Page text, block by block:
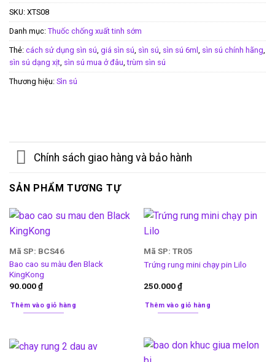
SKU: XTS08
Danh mục: Thuốc chống xuất tinh sớm
Thẻ: cách sử dụng sìn sú, giá sìn sú, sìn sú, sìn sú 6ml , sìn sú chính hãng,
sìn sú dạng xịt, sìn sú mua ở đâu,trùm sìn sú
Thương hiệu: Sìn sú
Chính sách giao hàng và bảo hành
SẢN PHẨM TƯƠNG TỰ
Mã SP: BCS46
Bao cao su màu đen Black
KingKong
90.000₫
Thêm vào giỏ hàng
Mã SP: TR05
Trứng rung mini chạy pin Lilo
250.000₫
Thêm vào giỏ hàng